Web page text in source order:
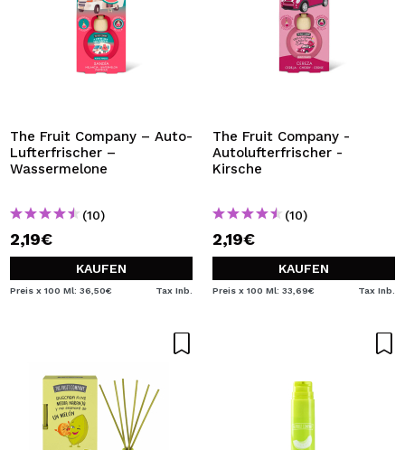
The Fruit Company – Auto-
Lufterfrischer –
Wassermelone
(10)
2,19€
KAUFEN
Preis x 100 Ml: 36,50€ Tax Inb.
The Fruit Company -
Autolufterfrischer -
Kirsche
(10)
2,19€
KAUFEN
Preis x 100 Ml: 33,69€ Tax Inb.